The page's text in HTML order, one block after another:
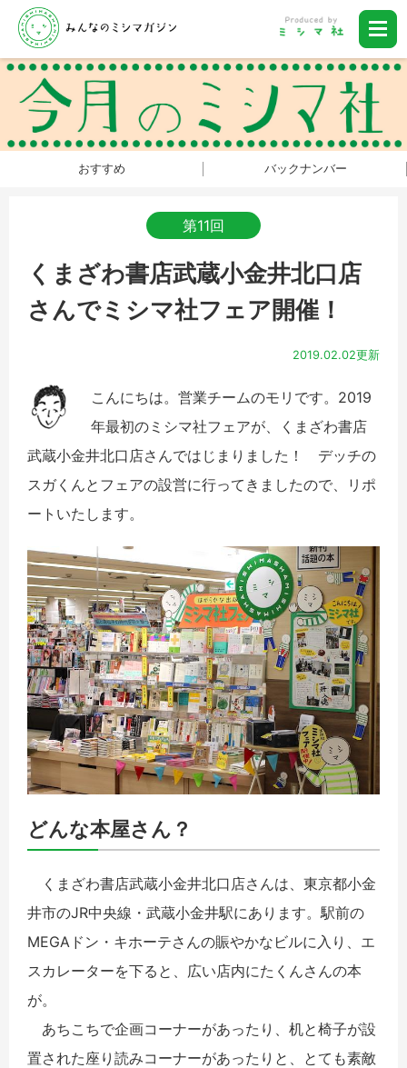
おすすめ バックナンバー
第11回
くまざわ書店武蔵小金井北口店
さんでミシマ社フェア開催！
2019.02.02更新
こんにちは。営業チームのモリです。2019
年最初のミシマ社フェアが、くまざわ書店
武蔵小金井北口店さんではじまりました！ デッチの
スガくんとフェアの設営に行ってきましたので、リポ
ートいたします。
どんな本屋さん？
くまざわ書店武蔵小金井北口店さんは、東京都小金
井市のJR中央線・武蔵小金井駅にあります。駅前の
MEGAドン・キホーテさんの賑やかなビルに入り、エ
スカレーターを下ると、広い店内にたくんさんの本
が。
あちこちで企画コーナーがあったり、机と椅子が設
置された座り読みコーナーがあったりと、とても素敵